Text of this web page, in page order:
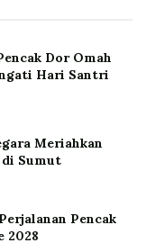
Dor Omah
Hari Santri
Meriahkan
di Sumut
Pencak
2028